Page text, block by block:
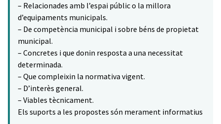
– Relacionades amb l’espai públic o la millora
d’equipaments municipals.
– De competència municipal i sobre béns de propietat
municipal.
– Concretes i que donin resposta a una necessitat
determinada.
– Que compleixin la normativa vigent.
– D’interès general.
– Viables tècnicament.
Els suports a les propostes són merament informatius